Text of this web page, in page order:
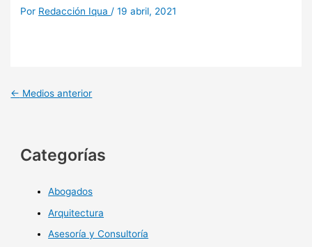
Por Redacción Iqua /19 abril, 2021
← Medios anterior
Categorías
Abogados
Arquitectura
Asesoría y Consultoría